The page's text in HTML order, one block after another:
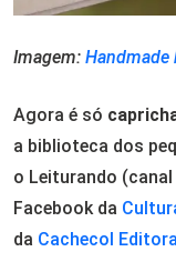
Imagem: Handmade
Agora é só
a biblioteca dos
o Leiturando
Facebook da
da Cachecol Editora